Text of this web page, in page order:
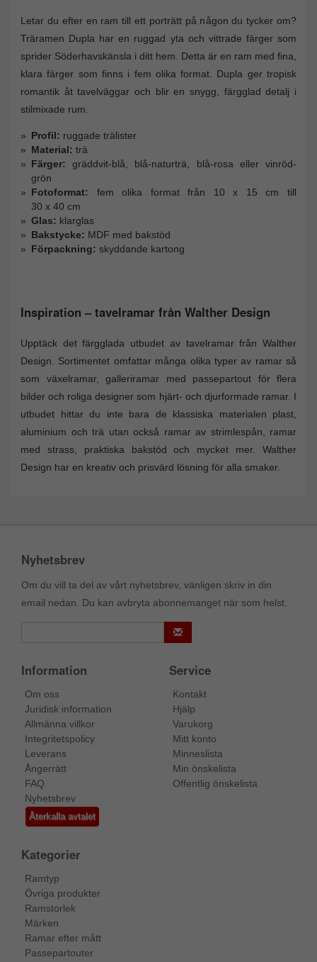
Letar du efter en ram till ett porträtt på någon du tycker om?
Träramen Dupla har en ruggad yta och vittrade färger som
sprider Söderhavskänsla i ditt hem. Detta är en ram med fina,
klara färger som finns i fem olika format. Dupla ger tropisk
romantik åt tavelväggar och blir en snygg, färgglad detalj i
stilmixade rum.
Profil: ruggade trälister
Material: trä
Färger: gräddvit-blå, blå-naturträ, blå-rosa eller vinröd-
grön
Fotoformat: fem olika format från 10 x 15 cm till
30 x 40 cm
Glas: klarglas
Bakstycke: MDF med bakstöd
Förpackning: skyddande kartong
Inspiration – tavelramar från Walther Design
Upptäck det färgglada utbudet av tavelramar från Walther
Design. Sortimentet omfattar många olika typer av ramar så
som växelramar, galleriramar med passepartout för flera
bilder och roliga designer som hjärt- och djurformade ramar. I
utbudet hittar du inte bara de klassiska materialen plast,
aluminium och trä utan också ramar av strimlespån, ramar
med strass, praktiska bakstöd och mycket mer. Walther
Design har en kreativ och prisvärd lösning för alla smaker.
Nyhetsbrev
Om du vill ta del av vårt nyhetsbrev, vänligen skriv in din
email nedan. Du kan avbryta abonnemanget när som helst.
Information
Om oss
Juridisk information
Allmänna villkor
Integritetspolicy
Leverans
Ångerrätt
FAQ
Nyhetsbrev
Återkalla avtalet
Service
Kontakt
Hjälp
Varukorg
Mitt konto
Minneslista
Min önskelista
Offentlig önskelista
Kategorier
Ramtyp
Övriga produkter
Ramstorlek
Märken
Ramar efter mått
Passepartouter